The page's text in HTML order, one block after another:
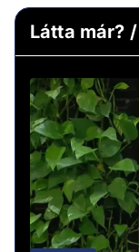
Látta már?